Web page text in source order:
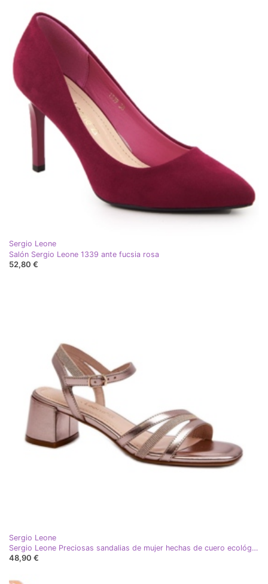
Sergio Leone
Salón Sergio Leone 1339 ante fucsia rosa
52,80 €
Sergio Leone
Sergio Leone Preciosas sandalias de mujer hechas de cuero ecológico. rosa
48,90 €